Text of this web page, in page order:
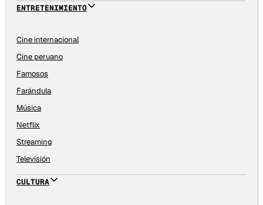
ENTRETENIMIENTO
Cine internacional
Cine peruano
Famosos
Farándula
Música
Netflix
Streaming
Televisión
CULTURA